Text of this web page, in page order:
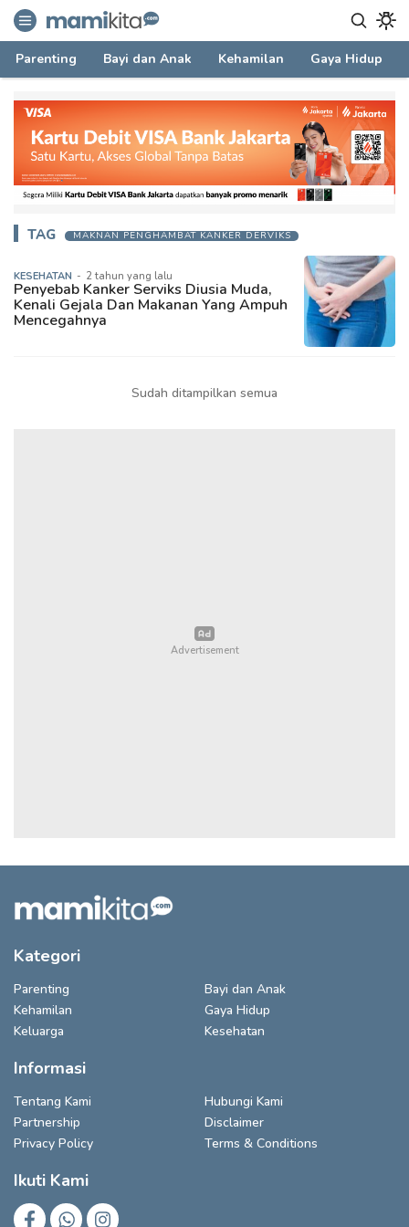
mamikita.com
Informasi Parenting untuk Mami Milenial
Parenting Bayi dan Anak Kehamilan Gaya Hidup
TAG MAKNAN PENGHAMBAT KANKER DERVIKS
KESEHATAN - 2 tahun yang lalu
Penyebab Kanker Serviks Diusia Muda,
Kenali Gejala Dan Makanan Yang Ampuh
Mencegahnya
Sudah ditampilkan semua
Kategori
Parenting
Bayi dan Anak
Kehamilan
Gaya Hidup
Keluarga
Kesehatan
Informasi
Tentang Kami
Hubungi Kami
Partnership
Disclaimer
Privacy Policy
Terms & Conditions
Ikuti Kami